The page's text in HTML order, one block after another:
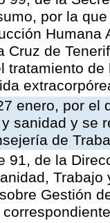
por la
Cruz de
tratamiento
enero, por el
sanidad y se
de
91, de la
Gestión